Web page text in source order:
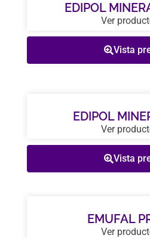
EDIPOL
Ver
Vista
EDIPOL
Ver
Vista
EMUFAL
Ver